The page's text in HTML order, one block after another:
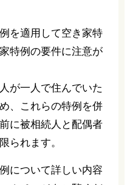
を適用して空き家特
特例の要件に注意が
が一人で住んでいた
、これらの特例を併
に被相続人と配偶者
られます。
について詳しい内容